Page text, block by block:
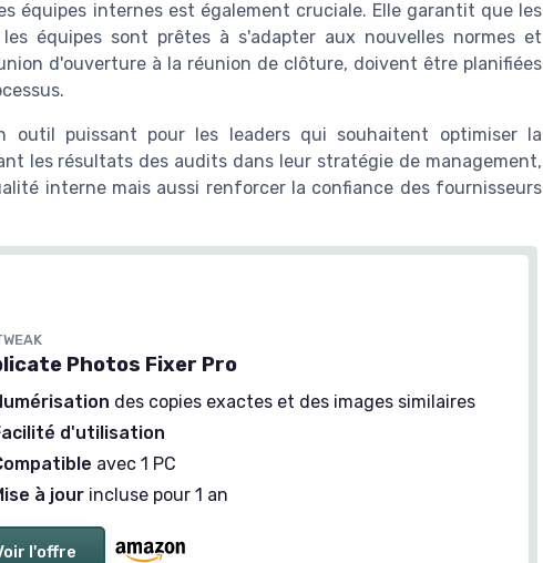
équipes internes est également cruciale. Elle garantit que les
équipes sont prêtes à s'adapter aux nouvelles normes et
d'ouverture à la réunion de clôture, doivent être planifiées
puissant pour les leaders qui souhaitent optimiser la
les résultats des audits dans leur stratégie de management,
interne mais aussi renforcer la confiance des fournisseurs
Photos Fixer Pro
des copies exactes et des images similaires
d'utilisation
avec 1 PC
à jour incluse pour 1 an
l'offre